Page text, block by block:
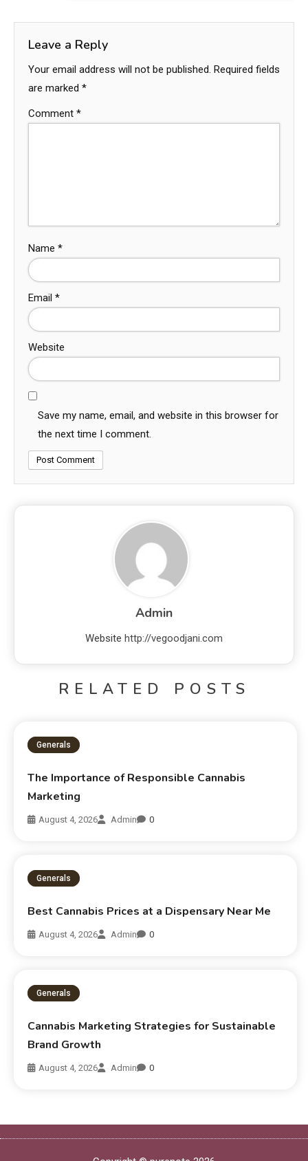
Leave a Reply
Your email address will not be published. Required fields
are marked *
Comment *
Name *
Email *
Website
Save my name, email, and website in this browser for
the next time I comment.
Admin
Website http://vegoodjani.com
RELATED POSTS
Generals
The Importance of Responsible Cannabis
Marketing
August 4, 2026 Admin 0
Generals
Best Cannabis Prices at a Dispensary Near Me
August 4, 2026 Admin 0
Generals
Cannabis Marketing Strategies for Sustainable
Brand Growth
August 4, 2026 Admin 0